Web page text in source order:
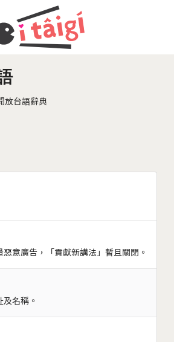
放台語辭典
意廣告，「貢獻新講法」暫且關閉。
名稱。